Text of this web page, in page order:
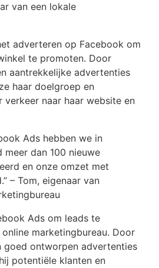
van een lokale
adverteren op Facebook om
te promoten. Door
aantrekkelijke advertenties
haar doelgroep en
verkeer naar haar website en
Ads hebben we in
meer dan 100 nieuwe
en onze omzet met
– Tom, eigenaar van
Ads om leads te
marketingbureau. Door
goed ontworpen advertenties
potentiële klanten en